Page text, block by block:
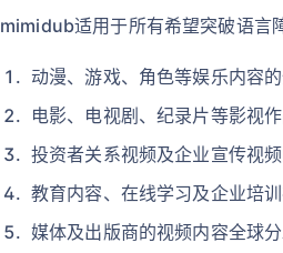
mimidub适用于所有希望突破语言
动漫、游戏、角色等娱乐内容
电影、电视剧、纪录片等影视
投资者关系视频及企业宣传视
教育内容、在线学习及企业培
媒体及出版商的视频内容全球